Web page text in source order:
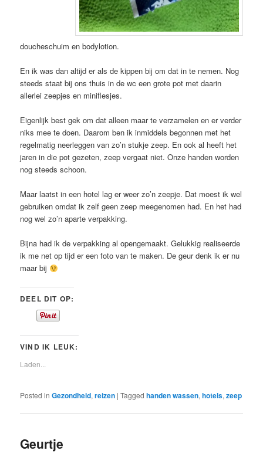
doucheschuim en bodylotion.
En ik was dan altijd er als de kippen bij om dat in te nemen. Nog
steeds staat bij ons thuis in de wc een grote pot met daarin
allerlei zeepjes en miniflesjes.
Eigenlijk best gek om dat alleen maar te verzamelen en er verder
niks mee te doen. Daarom ben ik inmiddels begonnen met het
regelmatig neerleggen van zo’n stukje zeep. En ook al heeft het
jaren in die pot gezeten, zeep vergaat niet. Onze handen worden
nog steeds schoon.
Maar laatst in een hotel lag er weer zo’n zeepje. Dat moest ik wel
gebruiken omdat ik zelf geen zeep meegenomen had. En het had
nog wel zo’n aparte verpakking.
Bijna had ik de verpakking al opengemaakt. Gelukkig realiseerde
ik me net op tijd er een foto van te maken. De geur denk ik er nu
maar bij
DEEL DIT OP:
VIND IK LEUK:
Laden...
Posted in Gezondheid,reizen |Tagged handen wassen,hotels,zeep
Geurtje